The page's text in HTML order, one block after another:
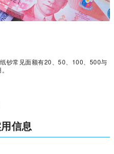
钞常见面额有20、50、100、500与
信息